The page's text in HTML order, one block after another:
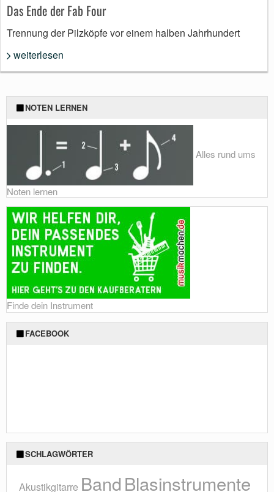
Das Ende der Fab Four
Trennung der Pilzköpfe vor einem halben Jahrhundert
weiterlesen
NOTEN LERNEN
Alles rund ums
Noten lernen
Finde dein Instrument
FACEBOOK
SCHLAGWÖRTER
Akustikgitarre BandBlasinstrumente